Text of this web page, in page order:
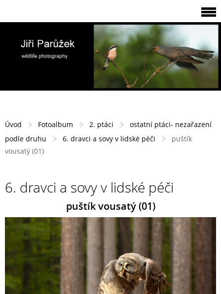
Úvod Fotoalbum 2. ptáci
ostatní ptáci- nezařazení
podle druhu
6. dravci a sovy v lidské péči
puštík
vousatý (01)
6. dravci a sovy v lidské péči
puštík vousatý (01)